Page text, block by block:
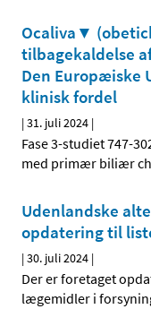
Ocaliva▼
tilbagekaldelse
Den Europæiske
klinisk fordel
|31. juli 2024 |
Fase 3-studiet 747-
med primær biliær
Udenlandske
opdatering til
|30. juli 2024 |
Der er foretaget
lægemidler i